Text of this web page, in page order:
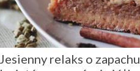
Jesienny relaks o zapachu